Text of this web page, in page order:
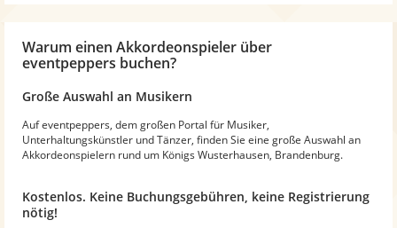
Warum einen Akkordeonspieler über
eventpeppers buchen?
Große Auswahl an Musikern
Auf eventpeppers, dem großen Portal für Musiker,
Unterhaltungskünstler und Tänzer, finden Sie eine große Auswahl an
Akkordeonspielern rund um Königs Wusterhausen, Brandenburg.
Kostenlos. Keine Buchungsgebühren, keine Registrierung
nötig!